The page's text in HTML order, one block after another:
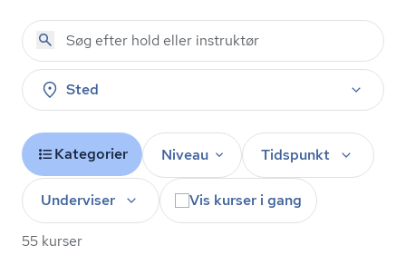
Sted
Kategorier Niveau Tidspunkt
Underviser Vis kurser i gang
55 kurser